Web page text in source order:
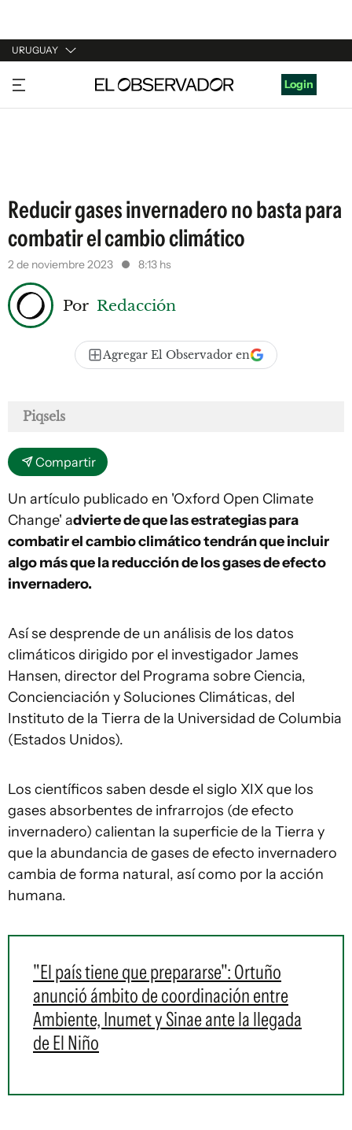
URUGUAY
URUGUAY
ARGENTINA
Login
Reducir gases invernadero no basta para
combatir el cambio climático
2 de noviembre 2023 8:13 hs
Por Redacción
Agregar El Observador en
Piqsels
Compartir
Un artículo publicado en 'Oxford Open Climate
Change' advierte de que las estrategias para
combatir el cambio climático tendrán que incluir
algo más que la reducción de los gases de efecto
invernadero.
Así se desprende de un análisis de los datos
climáticos dirigido por el investigador James
Hansen, director del Programa sobre Ciencia,
Concienciación y Soluciones Climáticas, del
Instituto de la Tierra de la Universidad de Columbia
(Estados Unidos).
Los científicos saben desde el siglo XIX que los
gases absorbentes de infrarrojos (de efecto
invernadero) calientan la superficie de la Tierra y
que la abundancia de gases de efecto invernadero
cambia de forma natural, así como por la acción
humana.
"El país tiene que prepararse": Ortuño
anunció ámbito de coordinación entre
Ambiente, Inumet y Sinae ante la llegada
de El Niño